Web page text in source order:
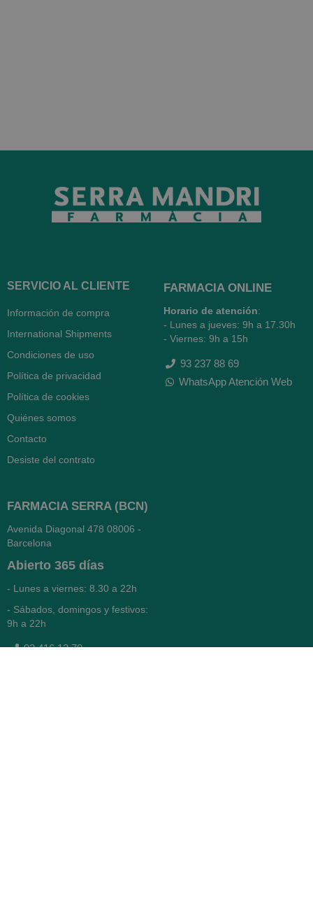
SERVICIO AL CLIENTE
Información de compra
International Shipments
Condiciones de uso
Política de privacidad
Política de cookies
Quiénes somos
Contacto
Desiste del contrato
FARMACIA ONLINE
Horario de atención:
- Lunes a jueves: 9h a 17.30h
- Viernes: 9h a 15h
93 237 88 69
WhatsApp Atención Web
FARMACIA SERRA (BCN)
Avenida Diagonal 478 08006 -
Barcelona
Abierto 365 días
- Lunes a viernes: 8.30 a 22h
- Sábados, domingos y festivos:
9h a 22h
93 416 12 70